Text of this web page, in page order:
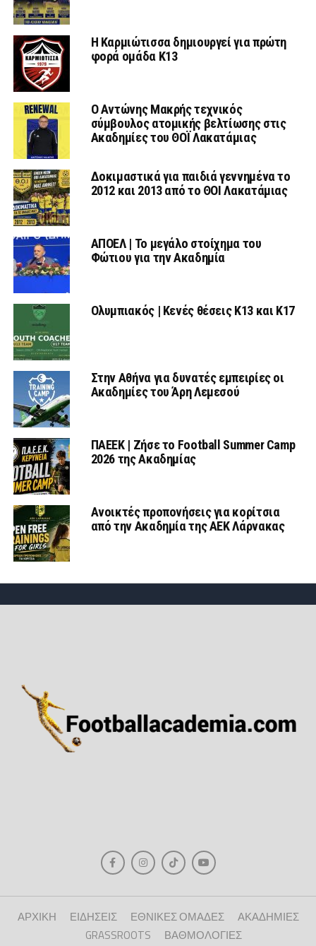
Η Καρμιώτισσα δημιουργεί για πρώτη
φορά ομάδα Κ13
Ο Αντώνης Μακρής τεχνικός
σύμβουλος ατομικής βελτίωσης στις
Ακαδημίες του ΘΟΪ Λακατάμιας
Δοκιμαστικά για παιδιά γεννημένα το
2012 και 2013 από το ΘΟΙ Λακατάμιας
ΑΠΟΕΛ | Το μεγάλο στοίχημα του
Φώτιου για την Ακαδημία
Ολυμπιακός | Κενές θέσεις Κ13 και Κ17
Στην Αθήνα για δυνατές εμπειρίες οι
Ακαδημίες του Άρη Λεμεσού
ΠΑΕΕΚ | Ζήσε το Football Summer Camp
2026 της Ακαδημίας
Ανοικτές προπονήσεις για κορίτσια
από την Ακαδημία της ΑΕΚ Λάρνακας
ΑΡΧΙΚΗ ΕΙΔΗΣΕΙΣ ΕΘΝΙΚΕΣ ΟΜΑΔΕΣ
ΑΚΑΔΗΜΙΕΣ
GRASSROOTS
ΒΑΘΜΟΛΟΓΙΕΣ